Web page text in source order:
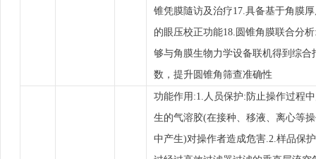
锥凭膜隨访及治疗17.具备基于角膜
的眼压校正功能18.圆锥角膜联合分
够与角膜生物力学设备联机得到综合
数，提升圆锥角筛查准确性
功能作用:1.人员保护:防止操作过程
生的气溶胶(在接种、移液、离心等
中产生)对操作者造成危害.2.样品保